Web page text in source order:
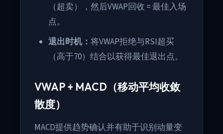
（超卖），然后VWAP回收 = 最佳入场
点。
退出时机： 将VWAP拒绝与RSI超买
（高于70）结合以获得最佳退出点。
VWAP + MACD（移动平均收敛
散度）
MACD提供趋势确认并有助于识别动量变